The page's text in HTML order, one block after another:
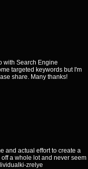
with Search Engine
targeted keywords but I'm
share. Many thanks!
and actual effort to create a
a whole lot and never seem
zrelye